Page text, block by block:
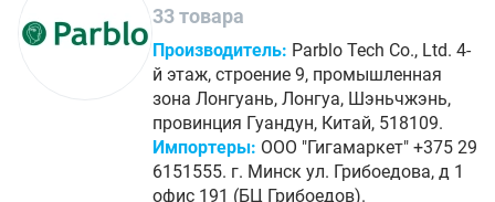
33 товара
Производитель: Parblo Tech Co., Ltd. 4-
й этаж, строение 9, промышленная
зона Лонгуань, Лонгуа, Шэньчжэнь,
провинция Гуандун, Китай, 518109.
Импортеры: ООО "Гигамаркет" +375 29
6151555. г. Минск ул. Грибоедова, д 1
офис 191 (БЦ Грибоедов).